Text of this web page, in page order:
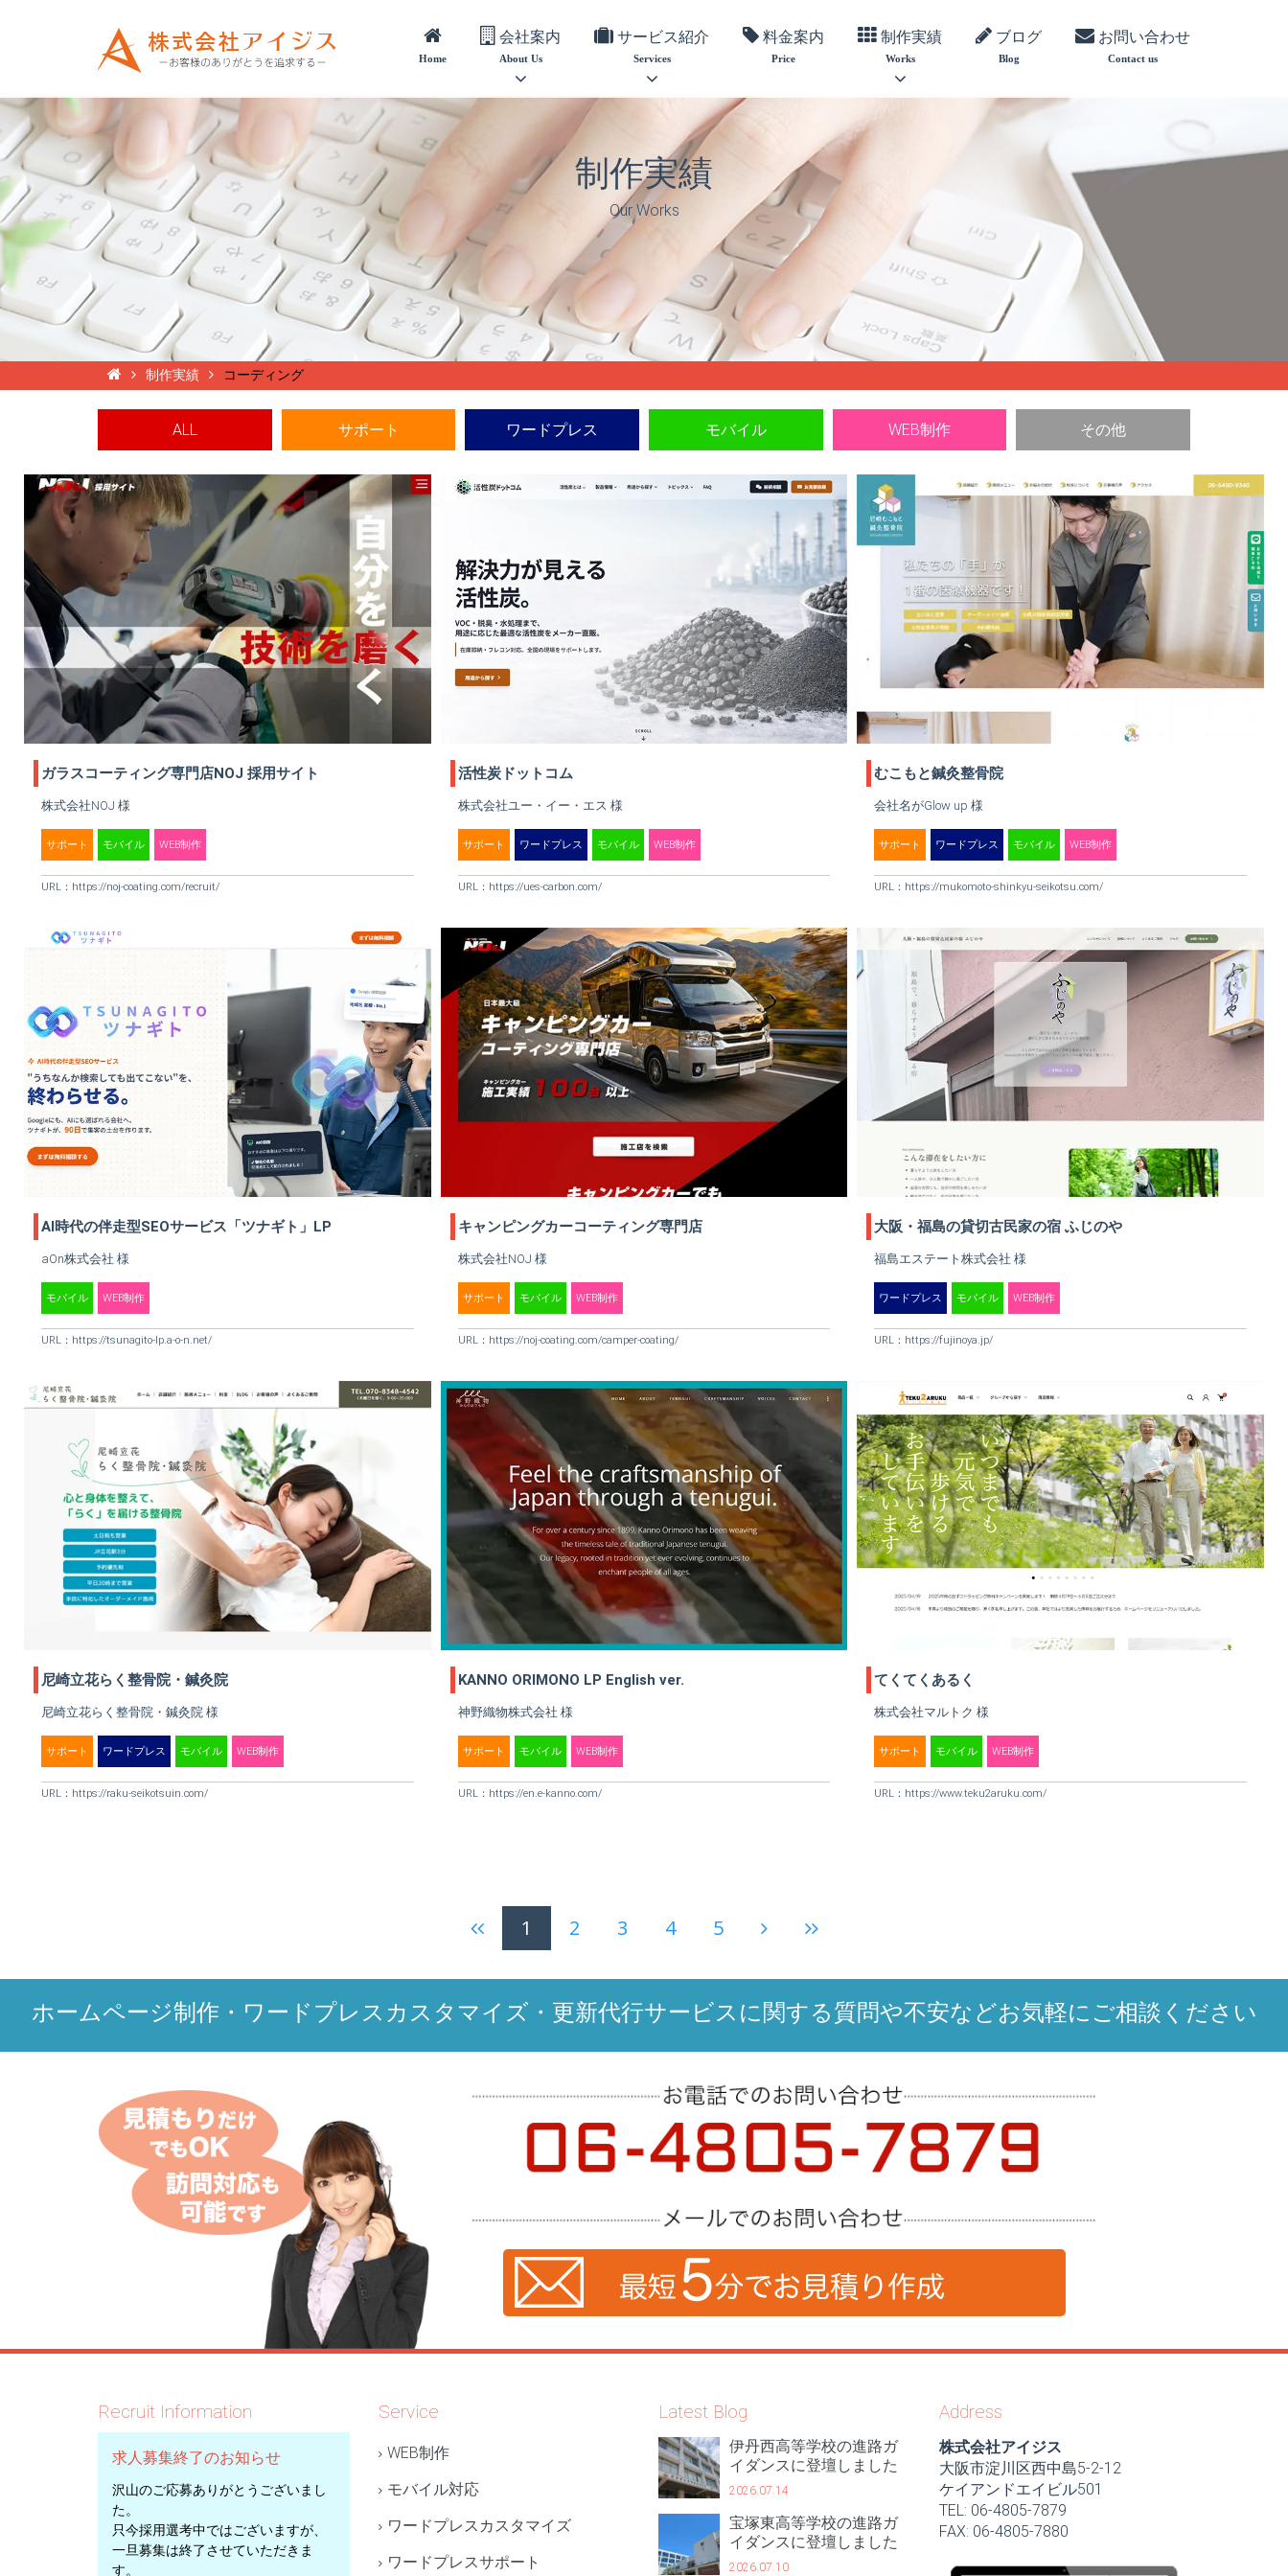
Home
会社案内
About Us
サービス紹介
Services
料金案内
Price
制作実績
Works
ブログ
Blog
お問い合わせ
Contact us
制作実績
Our Works
制作実績 コーディング
ALL サポート ワードプレス モバイル WEB制作 その他
ガラスコーティング専門店NOJ 採用サイト
株式会社NOJ 様
サポート モバイル WEB制作
URL： https://noj-coating.com/recruit/
活性炭ドットコム
株式会社ユー・イー・エス 様
サポート ワードプレス モバイル WEB制作
URL： https://ues-carbon.com/
むこもと鍼灸整骨院
会社名がGlow up 様
サポート ワードプレス モバイル WEB制作
URL： https://mukomoto-shinkyu-seikotsu.com/
AI時代の伴走型SEOサービス「ツナギト」LP
aOn株式会社 様
モバイル WEB制作
URL： https://tsunagito-lp.a-o-n.net/
キャンピングカーコーティング専門店
株式会社NOJ 様
サポート モバイル WEB制作
URL： https://noj-coating.com/camper-coating/
大阪・福島の貸切古民家の宿 ふじのや
福島エステート株式会社 様
ワードプレス モバイル WEB制作
URL： https://fujinoya.jp/
尼崎立花らく整骨院・鍼灸院
尼崎立花らく整骨院・鍼灸院 様
サポート ワードプレス モバイル WEB制作
URL： https://raku-seikotsuin.com/
KANNO ORIMONO LP English ver.
神野織物株式会社 様
サポート モバイル WEB制作
URL： https://en.e-kanno.com/
てくてくあるく
株式会社マルトク 様
サポート モバイル WEB制作
URL： https://www.teku2aruku.com/
1 2 3 4 5
ホームページ制作・ワードプレスカスタマイズ・更新代行サービスに関する質問や不安などお気軽にご相談ください
Recruit Information
求人募集終了のお知らせ
沢山のご応募ありがとうございまし
た。
只今採用選考中ではございますが、
一旦募集は終了させていただきま
す。
Service
WEB制作
モバイル対応
ワードプレスカスタマイズ
ワードプレスサポート
Latest Blog
伊丹西高等学校の進路ガ
イダンスに登壇しました
2026.07.14
宝塚東高等学校の進路ガ
イダンスに登壇しました
2026.07.10
Address
株式会社アイジス
大阪市淀川区西中島5-2-12
ケイアンドエイビル501
TEL: 06-4805-7879
FAX: 06-4805-7880